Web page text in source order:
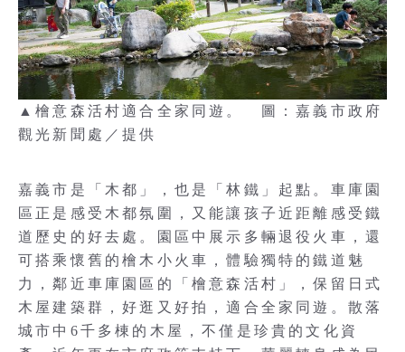
▲檜意森活村適合全家同遊。 圖：嘉義市政府
觀光新聞處／提供
嘉義市是「木都」，也是「林鐵」起點。車庫園
區正是感受木都氛圍，又能讓孩子近距離感受鐵
道歷史的好去處。園區中展示多輛退役火車，還
可搭乘懷舊的檜木小火車，體驗獨特的鐵道魅
力，鄰近車庫園區的「檜意森活村」，保留日式
木屋建築群，好逛又好拍，適合全家同遊。散落
城市中6千多棟的木屋，不僅是珍貴的文化資